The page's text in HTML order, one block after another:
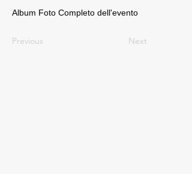
Album Foto Completo dell'evento
Previous Next